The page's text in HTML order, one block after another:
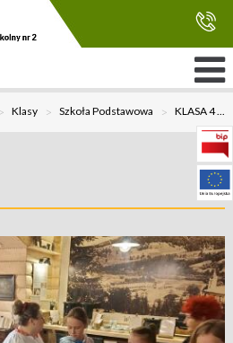
> Klasy > Szkoła Podstawowa > KLASA 4 ...